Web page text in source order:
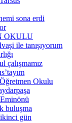
sona erdi
OKULU
ile tanışıyorum
çalışmamız
Okulu
buluşma
gün